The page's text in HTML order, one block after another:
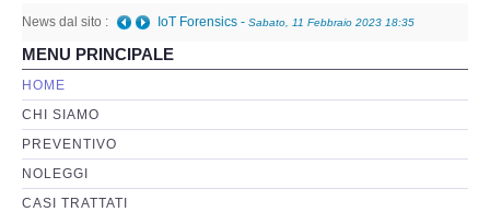
Perizia Rete dati
Perizia Basi di Dati
Perizia Immagini e Video
Perzia su Software/Programmi
News dal sito : IoT Forensics - Sabato, 11 Febbraio 2023 18:35
MENU PRINCIPALE
HOME
CHI SIAMO
PREVENTIVO
NOLEGGI
CASI TRATTATI